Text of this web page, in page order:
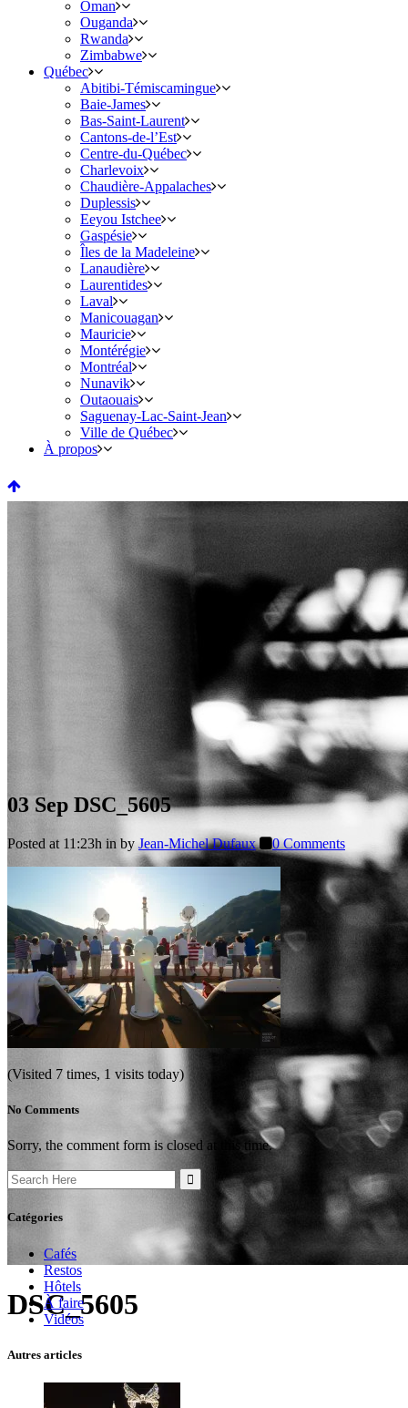
Oman
Ouganda
Rwanda
Zimbabwe
Québec
Abitibi-Témiscamingue
Baie-James
Bas-Saint-Laurent
Cantons-de-l’Est
Centre-du-Québec
Charlevoix
Chaudière-Appalaches
Duplessis
Eeyou Istchee
Gaspésie
Îles de la Madeleine
Lanaudière
Laurentides
Laval
Manicouagan
Mauricie
Montérégie
Montréal
Nunavik
Outaouais
Saguenay-Lac-Saint-Jean
Ville de Québec
À propos
DSC_5605
03 Sep DSC_5605
Posted at 11:23h in by Jean-Michel Dufaux 0 Comments
(Visited 7 times, 1 visits today)
No Comments
Sorry, the comment form is closed at this time.
Search
for:
Catégories
Cafés
Restos
Hôtels
À faire
Vidéos
Autres articles